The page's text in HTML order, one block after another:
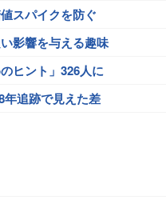
スパイクを防ぐ
影響を与える趣味
のヒント」326人に
年追跡で見えた差